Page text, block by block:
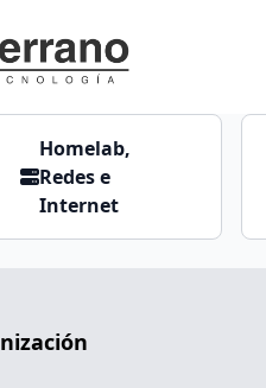
Homelab,
Redes e
Internet